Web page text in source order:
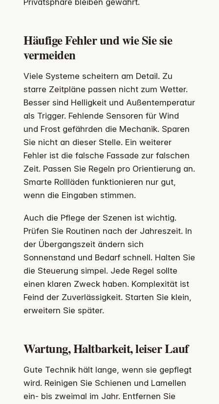
Häufige Fehler und wie Sie sie
vermeiden
Viele Systeme scheitern am Detail. Zu
starre Zeitpläne passen nicht zum Wetter.
Besser sind Helligkeit und Außentemperatur
als Trigger. Fehlende Sensoren für Wind
und Frost gefährden die Mechanik. Sparen
Sie nicht an dieser Stelle. Ein weiterer
Fehler ist die falsche Fassade zur falschen
Zeit. Passen Sie Regeln pro Orientierung an.
Smarte Rollläden funktionieren nur gut,
wenn die Eingaben stimmen.
Auch die Pflege der Szenen ist wichtig.
Prüfen Sie Routinen nach der Jahreszeit. In
der Übergangszeit ändern sich
Sonnenstand und Bedarf schnell. Halten Sie
die Steuerung simpel. Jede Regel sollte
einen klaren Zweck haben. Komplexität ist
Feind der Zuverlässigkeit. Starten Sie klein,
erweitern Sie später.
Wartung, Haltbarkeit, leiser Lauf
Gute Technik hält lange, wenn sie gepflegt
wird. Reinigen Sie Schienen und Lamellen
ein- bis zweimal im Jahr. Entfernen Sie